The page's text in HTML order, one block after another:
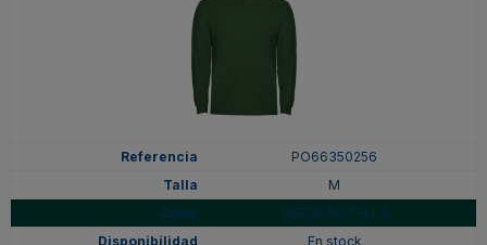
PO66350256
M
VERDE BOTELLA
En stock